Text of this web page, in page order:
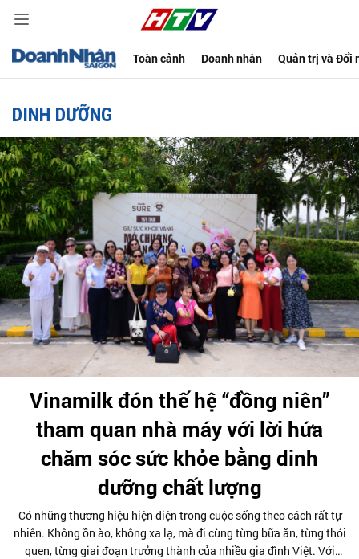
Toàn cảnh Doanh nhân Quản trị và Đổi
DINH DƯỠNG
Vinamilk đón thế hệ “đồng niên”
tham quan nhà máy với lời hứa
chăm sóc sức khỏe bằng dinh
dưỡng chất lượng
Có những thương hiệu hiện diện trong cuộc sống theo cách rất tự
nhiên. Không ồn ào, không xa lạ, mà đi cùng từng bữa ăn, từng thói
quen, từng giai đoạn trưởng thành của nhiều gia đình Việt. Với